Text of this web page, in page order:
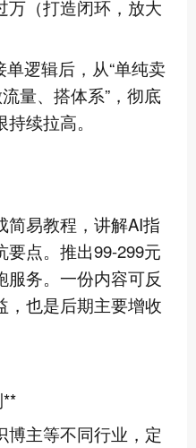
万（打造闭环，放大
逻辑后，从“单纯卖
量、搭体系”，彻底
续拉高。
简易教程，讲解AI指
点。推出99-299元
服务。一份内容可反
，也是后期主要增收
博主等不同行业，定